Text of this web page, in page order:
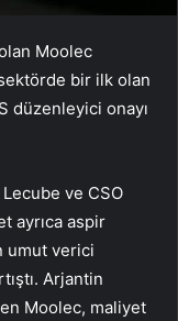
Moolec
bir ilk olan
düzenleyici onayı
ve CSO
ayrıca aspir
umut verici
Arjantin
Moolec, maliyet